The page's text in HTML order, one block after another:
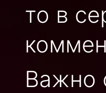
то в
Важно